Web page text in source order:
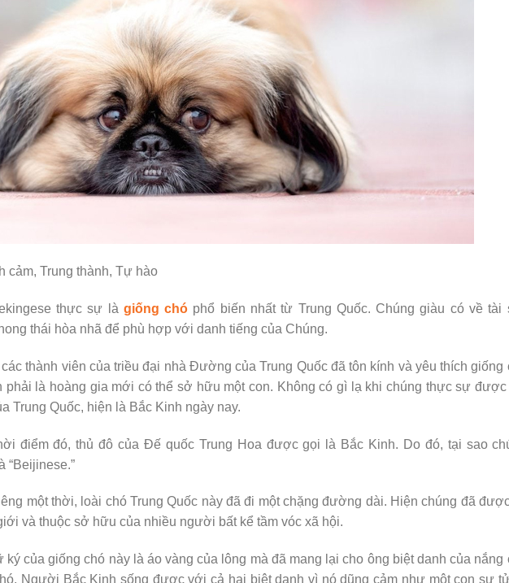
cảm, Trung thành, Tự hào
thực sự là giống chó phổ biến nhất từ Trung Quốc. Chúng giàu có về tài
thái hòa nhã để phù hợp với danh tiếng của Chúng.
thành viên của triều đại nhà Đường của Trung Quốc đã tôn kính và yêu thích giống
phải là hoàng gia mới có thể sở hữu một con. Không có gì lạ khi chúng thực sự được
Trung Quốc, hiện là Bắc Kinh ngày nay.
điểm đó, thủ đô của Đế quốc Trung Hoa được gọi là Bắc Kinh. Do đó, tại sao
“Beijinese.”
một thời, loài chó Trung Quốc này đã đi một chặng đường dài. Hiện chúng đã
và thuộc sở hữu của nhiều người bất kể tầm vóc xã hội.
ký của giống chó này là áo vàng của lông mà đã mang lại cho ông biệt danh của nắng
Người Bắc Kinh sống được với cả hai biệt danh vì nó dũng cảm như một con sư